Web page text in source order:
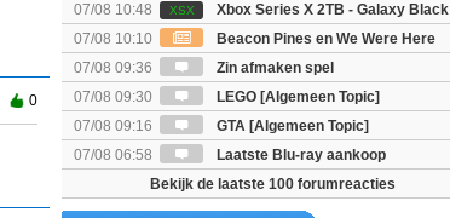
0
07/08 10:48
XSX
Xbox Series X 2TB - Galaxy Black
Special Edition
07/08 10:10
Beacon Pines en We Were Here
Together (PC) Gratis
07/08 09:36
Zin afmaken spel
07/08 09:30
LEGO [Algemeen Topic]
07/08 09:16
GTA [Algemeen Topic]
07/08 06:58
Laatste Blu-ray aankoop
Bekijk de laatste 100 forumreacties